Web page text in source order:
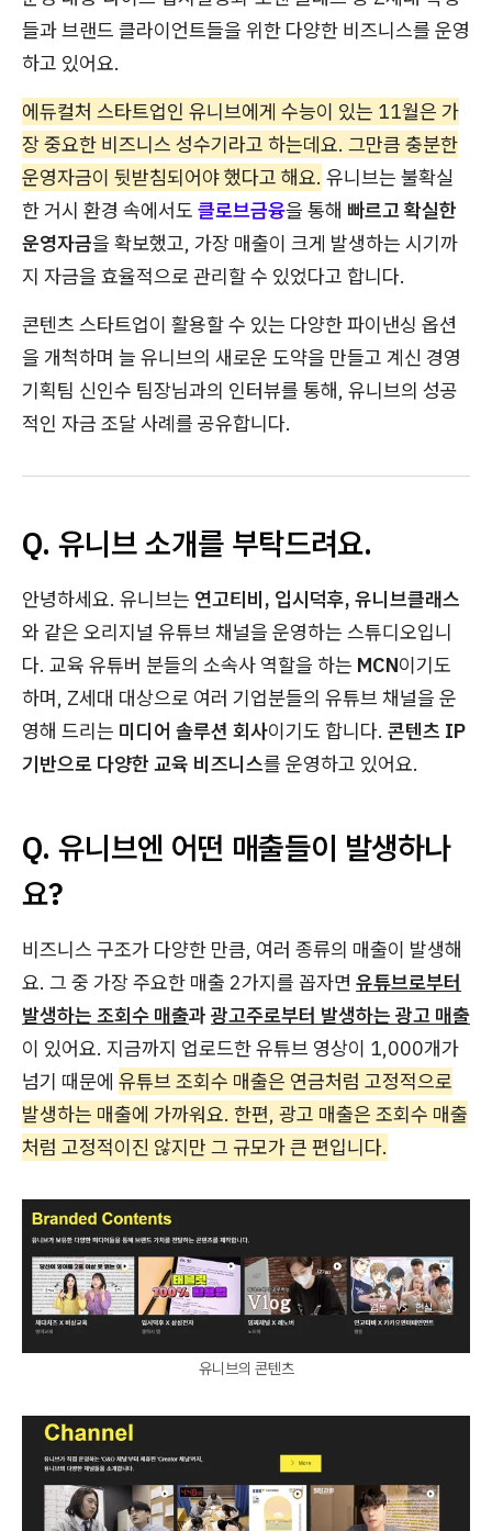
들과 브랜드 클라이언트들을 위한 다양한 비즈니스를 운영
하고 있어요.
에듀컬처 스타트업인 유니브에게 수능이 있는 11월은 가
장 중요한 비즈니스 성수기라고 하는데요. 그만큼 충분한
운영자금이 뒷받침되어야 했다고 해요. 유니브는 불확실
한 거시 환경 속에서도 클로브금융을 통해 빠르고 확실한
운영자금을 확보했고, 가장 매출이 크게 발생하는 시기까
지 자금을 효율적으로 관리할 수 있었다고 합니다.
콘텐츠 스타트업이 활용할 수 있는 다양한 파이낸싱 옵션
을 개척하며 늘 유니브의 새로운 도약을 만들고 계신 경영
기획팀 신인수 팀장님과의 인터뷰를 통해, 유니브의 성공
적인 자금 조달 사례를 공유합니다.
Q. 유니브 소개를 부탁드려요.
안녕하세요. 유니브는 연고티비, 입시덕후, 유니브클래스
와 같은 오리지널 유튜브 채널을 운영하는 스튜디오입니
다. 교육 유튜버 분들의 소속사 역할을 하는 MCN이기도
하며, Z세대 대상으로 여러 기업분들의 유튜브 채널을 운
영해 드리는 미디어 솔루션 회사이기도 합니다. 콘텐츠 IP
기반으로 다양한 교육 비즈니스를 운영하고 있어요.
Q. 유니브엔 어떤 매출들이 발생하나
요?
비즈니스 구조가 다양한 만큼, 여러 종류의 매출이 발생해
요. 그 중 가장 주요한 매출 2가지를 꼽자면 유튜브로부터
발생하는 조회수 매출과 광고주로부터 발생하는 광고 매출
이 있어요. 지금까지 업로드한 유튜브 영상이 1,000개가
넘기 때문에 유튜브 조회수 매출은 연금처럼 고정적으로
발생하는 매출에 가까워요. 한편, 광고 매출은 조회수 매출
처럼 고정적이진 않지만 그 규모가 큰 편입니다.
유니브의 콘텐츠